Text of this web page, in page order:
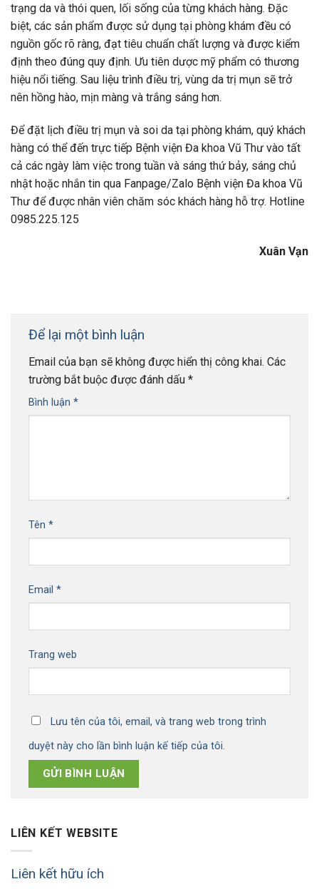
trạng da và thói quen, lối sống của từng khách hàng. Đặc
biệt, các sản phẩm được sử dụng tại phòng khám đều có
nguồn gốc rõ ràng, đạt tiêu chuẩn chất lượng và được kiểm
định theo đúng quy định. Ưu tiên dược mỹ phẩm có thương
hiệu nổi tiếng. Sau liệu trình điều trị, vùng da trị mụn sẽ trở
nên hồng hào, mịn màng và trắng sáng hơn.
Để đặt lịch điều trị mụn và soi da tại phòng khám, quý khách
hàng có thể đến trực tiếp Bệnh viện Đa khoa Vũ Thư vào tất
cả các ngày làm việc trong tuần và sáng thứ bảy, sáng chủ
nhật hoặc nhắn tin qua Fanpage/Zalo Bệnh viện Đa khoa Vũ
Thư để được nhân viên chăm sóc khách hàng hỗ trợ. Hotline
0985.225.125
Xuân Vạn
Để lại một bình luận
Email của bạn sẽ không được hiển thị công khai. Các
trường bắt buộc được đánh dấu *
Bình luận *
Tên *
Email *
Trang web
Lưu tên của tôi, email, và trang web trong trình
duyệt này cho lần bình luận kế tiếp của tôi.
LIÊN KẾT WEBSITE
Liên kết hữu ích